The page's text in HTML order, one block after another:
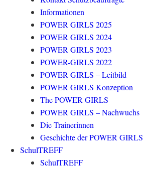
Informationen
POWER GIRLS 2025
POWER GIRLS 2024
POWER GIRLS 2023
POWER-GIRLS 2022
POWER GIRLS – Leitbild
POWER GIRLS Konzeption
The POWER GIRLS
POWER GIRLS – Nachwuchs
Die Trainerinnen
Geschichte der POWER GIRLS
SchulTREFF
SchulTREFF